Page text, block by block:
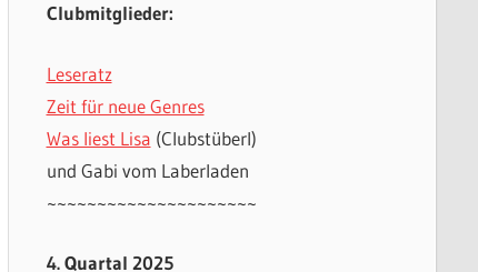
Clubmitglieder:
Leseratz
Zeit für neue Genres
Was liest Lisa (Clubstüberl)
und Gabi vom Laberladen
~~~~~~~~~~~~~~~~~~~~~
4. Quartal 2025